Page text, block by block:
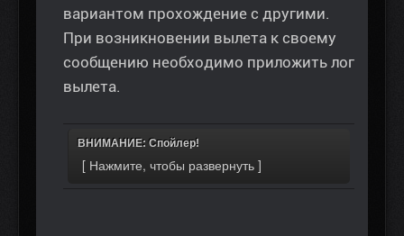
вариантом прохождение с другими.
При возникновении вылета к своему
сообщению необходимо приложить лог
вылета.
ВНИМАНИЕ: Спойлер!